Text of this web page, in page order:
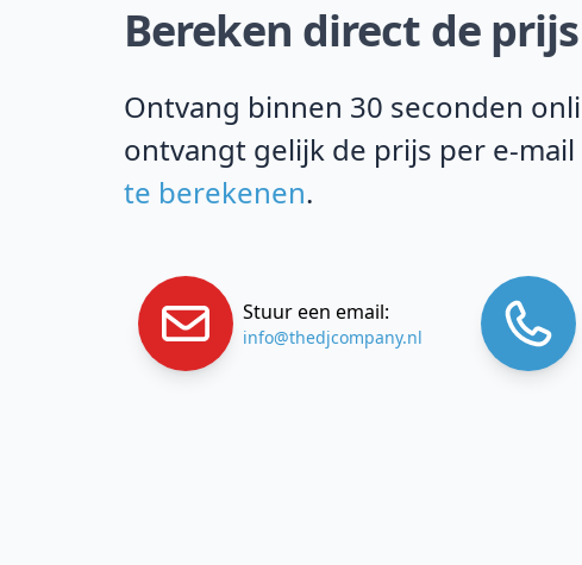
Bereken direct de
Ontvang binnen 30 seconden
ontvangt gelijk de prijs per e-
te berekenen.
Stuur een email:
info@thedjcompany.nl